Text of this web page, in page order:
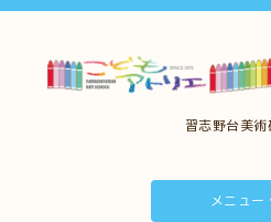
習志野台美
メニュー